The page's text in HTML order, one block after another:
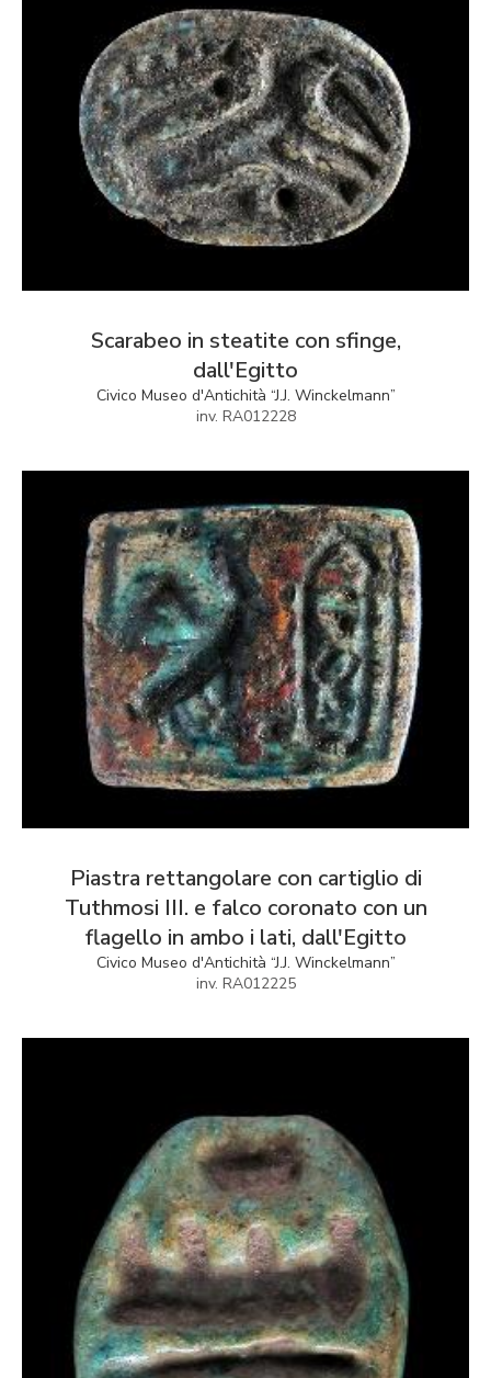
Scarabeo in steatite con sfinge,
dall'Egitto
Civico Museo d'Antichità “J.J. Winckelmann”
inv. RA012228
Piastra rettangolare con cartiglio di
Tuthmosi III. e falco coronato con un
flagello in ambo i lati, dall'Egitto
Civico Museo d'Antichità “J.J. Winckelmann”
inv. RA012225